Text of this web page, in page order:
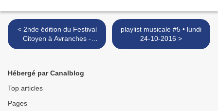
< 2nde édition du Festival
Citoyen à Avranches -
dimanche 23 octobre 2016
playlist musicale #5 • lundi
24-10-2016 >
Hébergé par Canalblog
Top articles
Pages